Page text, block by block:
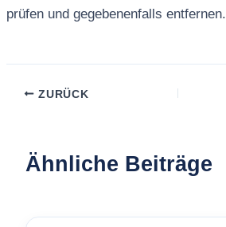
prüfen und gegebenenfalls entfernen.
ZURÜCK
Ähnliche Beiträge